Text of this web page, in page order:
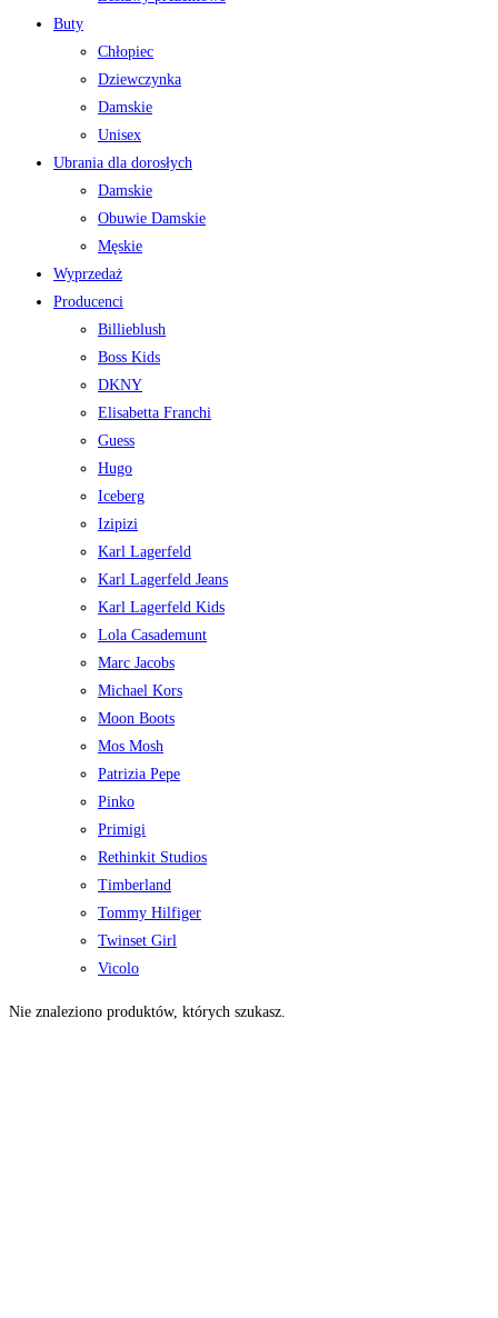
Buty
Chłopiec
Dziewczynka
Damskie
Unisex
Ubrania dla dorosłych
Damskie
Obuwie Damskie
Męskie
Wyprzedaż
Producenci
Billieblush
Boss Kids
DKNY
Elisabetta Franchi
Guess
Hugo
Iceberg
Izipizi
Karl Lagerfeld
Karl Lagerfeld Jeans
Karl Lagerfeld Kids
Lola Casademunt
Marc Jacobs
Michael Kors
Moon Boots
Mos Mosh
Patrizia Pepe
Pinko
Primigi
Rethinkit Studios
Timberland
Tommy Hilfiger
Twinset Girl
Vicolo
Nie znaleziono produktów, których szukasz.